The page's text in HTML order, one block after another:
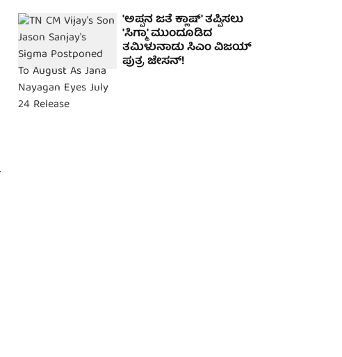
'ಅಪ್ಪನ ಜತೆ ಕ್ಲಾಷ್' ತಪ್ಪಿಸಲು
'ಸಿಗ್ಮಾ' ಮುಂದೂಡಿದ
ತಮಿಳುನಾಡು ಸಿಎಂ ವಿಜಯ್
ಪುತ್ರ ಜೇಸನ್!